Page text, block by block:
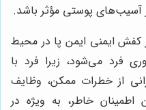
آسیب‌های پوستی مؤثر باشد.
کفش ایمنی ایمن پا در محیط
فرد می‌شود، زیرا فرد با
از خطرات ممکن، وظایف
خاطر، به ویژه در